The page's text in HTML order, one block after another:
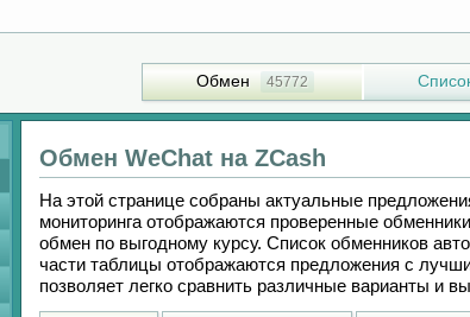
Обмен 45772
Обмен WeChatна ZCash
На этой странице собраны актуальные
мониторинга отображаются проверенные
обмен по выгодному курсу. Список обменников
части таблицы отображаются предложения с
позволяет легко сравнить различные варианты и